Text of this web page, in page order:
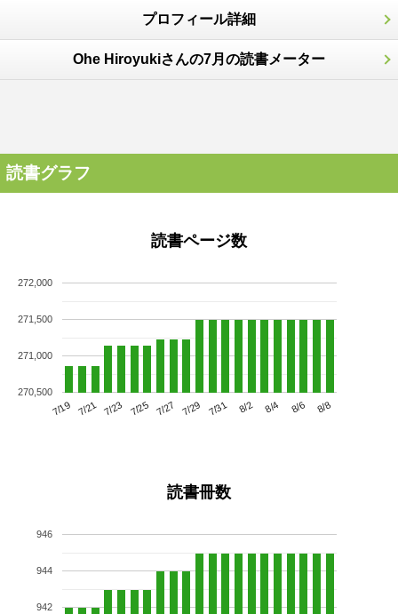
プロフィール詳細
Ohe Hiroyukiさんの7月の読書メーター
読書グラフ
読書ページ数
7/19 7/21 7/23 7/25 7/27 7/29 7/31 8/2 8/4 8/6 8/8
270,500
271,000
271,500
272,000
読書冊数
942
944
946